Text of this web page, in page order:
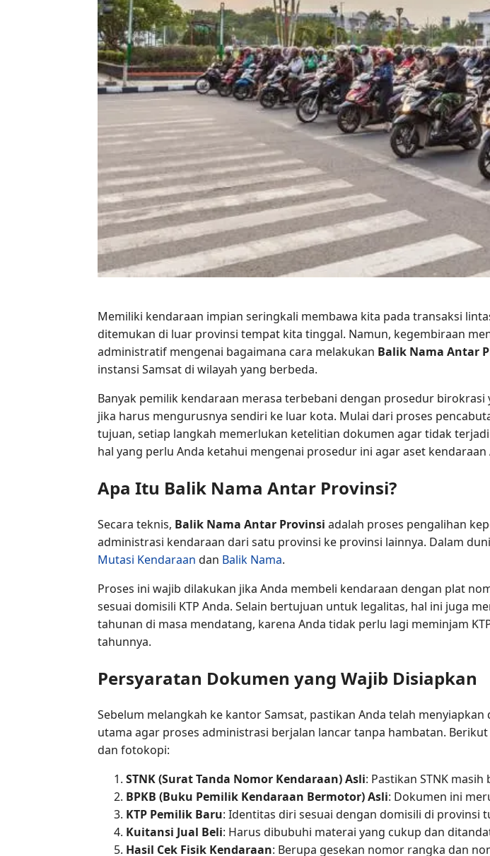
Memiliki kendaraan impian seringkali membawa kita pada transaksi
ditemukan di luar provinsi tempat kita tinggal. Namun, kegembiraan
administratif mengenai bagaimana cara melakukan Balik Nama Antar
instansi Samsat di wilayah yang berbeda.
Banyak pemilik kendaraan merasa terbebani dengan prosedur
jika harus mengurusnya sendiri ke luar kota. Mulai dari proses
tujuan, setiap langkah memerlukan ketelitian dokumen agar tidak
hal yang perlu Anda ketahui mengenai prosedur ini agar aset
Apa Itu Balik Nama Antar Provinsi?
Secara teknis, Balik Nama Antar Provinsi adalah proses pengalihan
administrasi kendaraan dari satu provinsi ke provinsi lainnya. Dalam
Mutasi Kendaraan dan Balik Nama.
Proses ini wajib dilakukan jika Anda membeli kendaraan dengan plat
sesuai domisili KTP Anda. Selain bertujuan untuk legalitas, hal ini juga
tahunan di masa mendatang, karena Anda tidak perlu lagi meminjam
tahunnya.
Persyaratan Dokumen yang Wajib Disiapkan
Sebelum melangkah ke kantor Samsat, pastikan Anda telah
utama agar proses administrasi berjalan lancar tanpa hambatan.
dan fotokopi:
STNK (Surat Tanda Nomor Kendaraan) Asli: Pastikan STNK
BPKB (Buku Pemilik Kendaraan Bermotor) Asli: Dokumen ini
KTP Pemilik Baru: Identitas diri sesuai dengan domisili di provinsi
Kuitansi Jual Beli: Harus dibubuhi materai yang cukup dan
Hasil Cek Fisik Kendaraan: Berupa gesekan nomor rangka dan